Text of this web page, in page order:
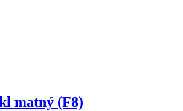
matný (F8)